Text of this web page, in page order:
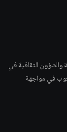
والشؤون الثقافية في
في مواجهة